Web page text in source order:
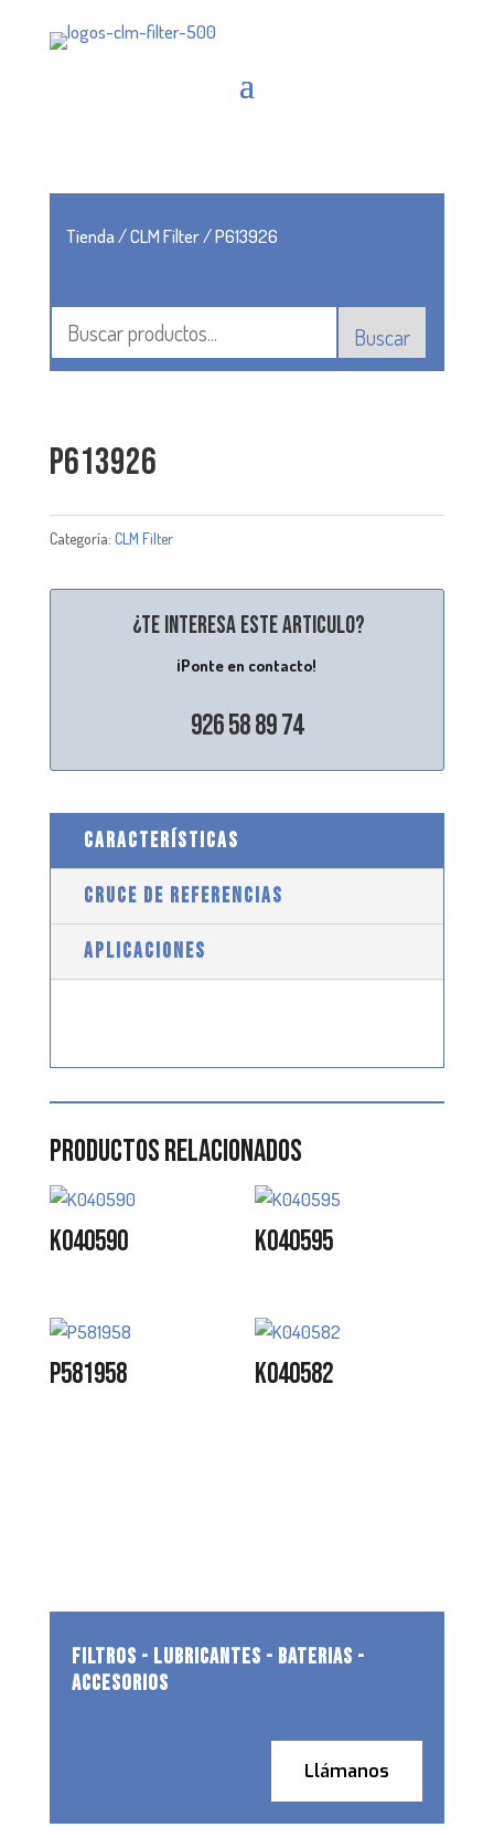
Tienda/CLM Filter/ P613926
Buscar
P613926
Categoría: CLM Filter
¿Te interesa este articulo?
¡Ponte en contacto!
926 58 89 74
CARACTERÍSTICAS
CRUCE DE REFERENCIAS
APLICACIONES
Productos relacionados
K040590 K040595
P581958 K040582
FILTROS - LUBRICANTES - BATERIAS -
ACCESORIOS
Llámanos